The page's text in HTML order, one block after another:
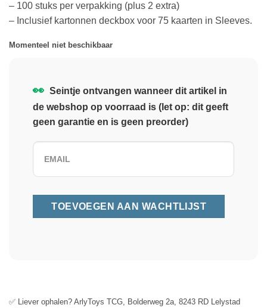
– 100 stuks per verpakking (plus 2 extra)
– Inclusief kartonnen deckbox voor 75 kaarten in Sleeves.
Momenteel niet beschikbaar
👀 Seintje ontvangen wanneer dit artikel in
de webshop op voorraad is (let op: dit geeft
geen garantie en is geen preorder)
✅ Liever ophalen? ArlyToys TCG, Bolderweg 2a, 8243 RD Lelystad